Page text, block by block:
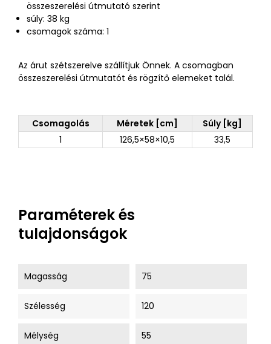
összeszerelési útmutató szerint
súly: 38 kg
csomagok száma: 1
Az árut szétszerelve szállítjuk Önnek. A csomagban
összeszerelési útmutatót és rögzítő elemeket talál.
Csomagolás Méretek [cm]
Súly [kg]
1
126,5×58×10,5 33,5
Paraméterek és
tulajdonságok
Magasság 75
Szélesség 120
Mélység 55